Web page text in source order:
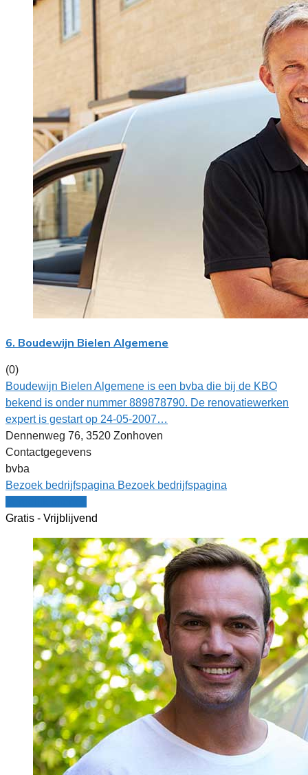
6. Boudewijn Bielen Algemene
(0)
Boudewijn Bielen Algemene is een bvba die bij de KBO
bekend is onder nummer 889878790. De renovatiewerken
expert is gestart op 24-05-2007…
Dennenweg 76, 3520 Zonhoven
Contactgegevens
bvba
Bezoek bedrijfspagina Bezoek bedrijfspagina
Gratis - Vrijblijvend